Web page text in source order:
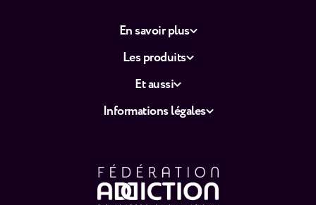
En savoir plus
Les produits
Et aussi
Informations légales